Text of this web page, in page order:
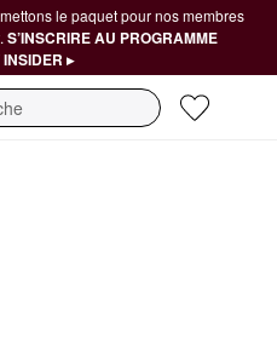
le paquet pour nos membres
S’INSCRIRE AU PROGRAMME
▸